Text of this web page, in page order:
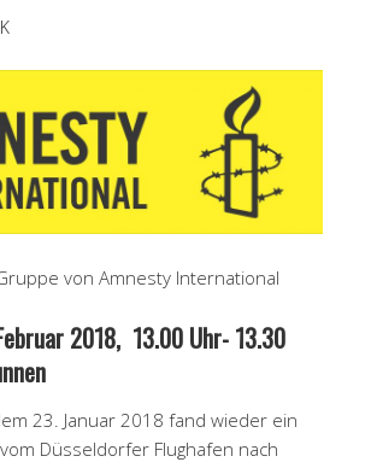
von Amnesty International
2018, 13.00 Uhr- 13.30
23. Januar 2018 fand wieder ein
Düsseldorfer Flughafen nach